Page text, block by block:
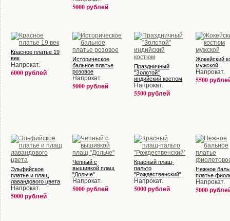
5000 рублей
Красное платье 19
век
Напрокат.
6000 рублей
Историческое
бальное платье
розовое
Напрокат.
5000 рублей
Праздничный
"Золотой"
индийский костюм
Напрокат.
5500 рублей
Жокейский
мужской
Напрокат.
5500
Эльфийское
платье и плащ
лавандового цвета
Напрокат.
5000 рублей
Чёпный с
вышивкой плащ
"Дольче"
Напрокат.
5000 рублей
Красный плащ-
пальто
"Рождественский"
Напрокат.
5000 рублей
Нежное
платье
Напрокат.
5000